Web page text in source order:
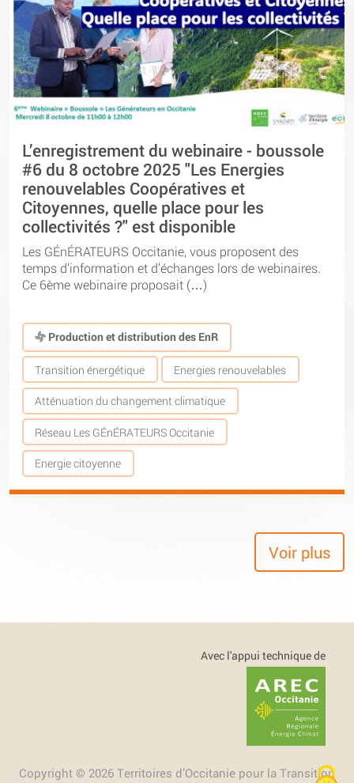
L’enregistrement du webinaire - boussole
#6 du 8 octobre 2025 "Les Energies
renouvelables Coopératives et
Citoyennes, quelle place pour les
collectivités ?" est disponible
Les GÉnÉRATEURS Occitanie, vous proposent des
temps d’information et d’échanges lors de webinaires.
Ce 6ème webinaire proposait (…)
Production et distribution des EnR
Transition énergétique Energies renouvelables
Atténuation du changement climatique
Réseau Les GÉnÉRATEURS Occitanie
Energie citoyenne
Voir plus
Avec l'appui technique de
Copyright © 2026 Territoires d’Occitanie pour la Transition